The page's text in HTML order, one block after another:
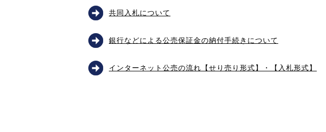
共同入札について
銀行などによる公売保証金の納付手続きについて
インターネット公売の流れ【せり売り形式】・【入札形式】